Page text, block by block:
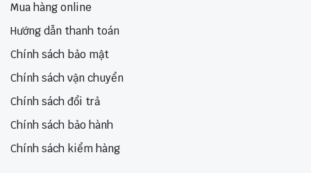
Mua hàng online
Hướng dẫn thanh toán
Chính sách bảo mật
Chính sách vận chuyển
Chính sách đổi trả
Chính sách bảo hành
Chính sách kiểm hàng